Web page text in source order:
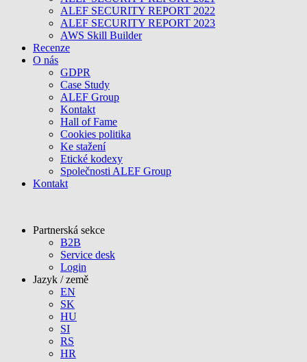
ALEF SECURITY REPORT 2022
ALEF SECURITY REPORT 2023
AWS Skill Builder
Recenze
O nás
GDPR
Case Study
ALEF Group
Kontakt
Hall of Fame
Cookies politika
Ke stažení
Etické kodexy
Společnosti ALEF Group
Kontakt
Partnerská sekce
B2B
Service desk
Login
Jazyk / země
EN
SK
HU
SI
RS
HR